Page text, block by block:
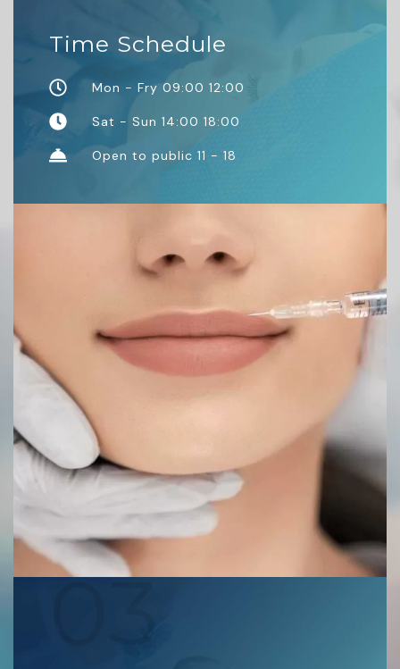
Time Schedule
Mon - Fry 09:00 12:00
Sat - Sun 14:00 18:00
Open to public 11 - 18
03